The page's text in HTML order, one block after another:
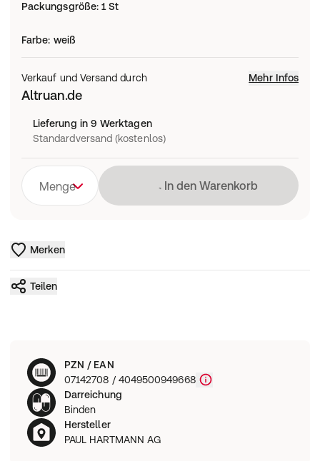
Packungsgröße:1 St
Farbe: weiß
Verkauf und Versand durch Mehr Infos
Altruan.de
Lieferung in 9 Werktagen
Standardversand (kostenlos)
Menge Lädt
In den Warenkorb
Merken
Teilen
PZN / EAN
07142708 / 4049500949668
Darreichung
Binden
Hersteller
PAUL HARTMANN AG